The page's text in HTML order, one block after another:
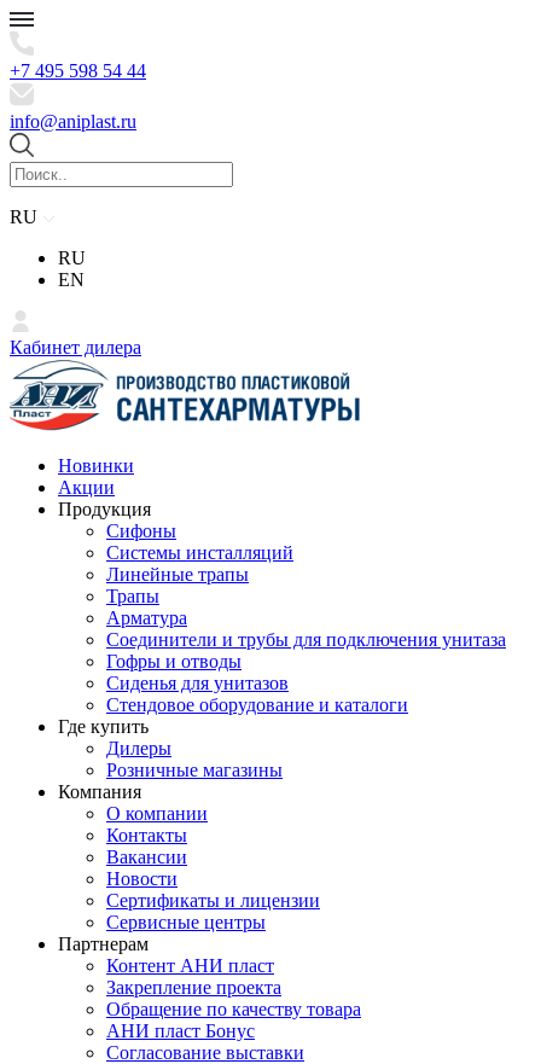
+7 495 598 54 44
info@aniplast.ru
RU
RU
EN
Кабинет дилера
Новинки
Акции
Продукция
Сифоны
Системы инсталляций
Линейные трапы
Трапы
Арматура
Соединители и трубы для подключения унитаза
Гофры и отводы
Сиденья для унитазов
Стендовое оборудование и каталоги
Где купить
Дилеры
Розничные магазины
Компания
О компании
Контакты
Вакансии
Новости
Сертификаты и лицензии
Сервисные центры
Партнерам
Контент АНИ пласт
Закрепление проекта
Обращение по качеству товара
АНИ пласт Бонус
Согласование выставки